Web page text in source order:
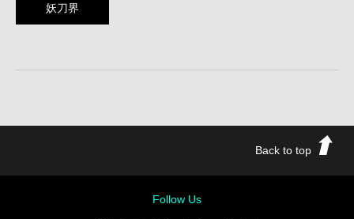
妖刀界
Back to top
Follow Us